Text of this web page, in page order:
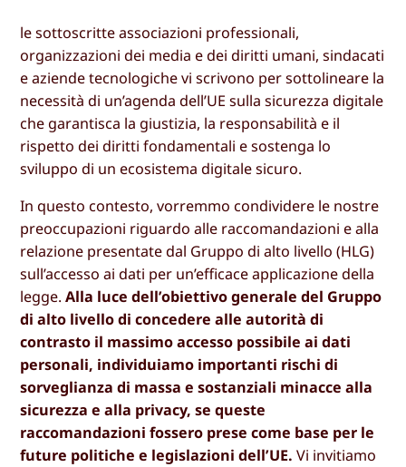
le sottoscritte associazioni professionali,
organizzazioni dei media e dei diritti umani, sindacati
e aziende tecnologiche vi scrivono per sottolineare la
necessità di un’agenda dell’UE sulla sicurezza digitale
che garantisca la giustizia, la responsabilità e il
rispetto dei diritti fondamentali e sostenga lo
sviluppo di un ecosistema digitale sicuro.
In questo contesto, vorremmo condividere le nostre
preoccupazioni riguardo alle raccomandazioni e alla
relazione presentate dal Gruppo di alto livello (HLG)
sull’accesso ai dati per un’efficace applicazione della
legge.Alla luce dell’obiettivo generale del Gruppo
di alto livello di concedere alle autorità di
contrasto il massimo accesso possibile ai dati
personali, individuiamo importanti rischi di
sorveglianza di massa e sostanziali minacce alla
sicurezza e alla privacy, se queste
raccomandazioni fossero prese come base per le
future politiche e legislazioni dell’UE. Vi invitiamo